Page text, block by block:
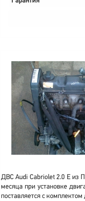
ДВС Audi Cabriolet 2.0 E из
месяца при установке
поставляется с комплектом